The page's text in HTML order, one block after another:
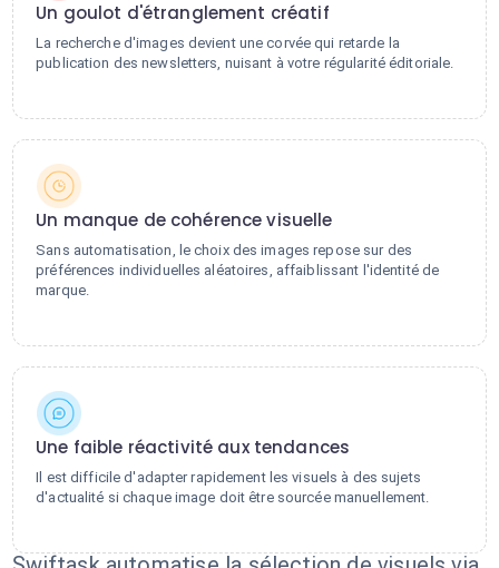
Un goulot d'étranglement créatif
La recherche d'images devient une corvée qui retarde la
publication des newsletters, nuisant à votre régularité éditoriale.
Un manque de cohérence visuelle
Sans automatisation, le choix des images repose sur des
préférences individuelles aléatoires, affaiblissant l'identité de
marque.
Une faible réactivité aux tendances
Il est difficile d'adapter rapidement les visuels à des sujets
d'actualité si chaque image doit être sourcée manuellement.